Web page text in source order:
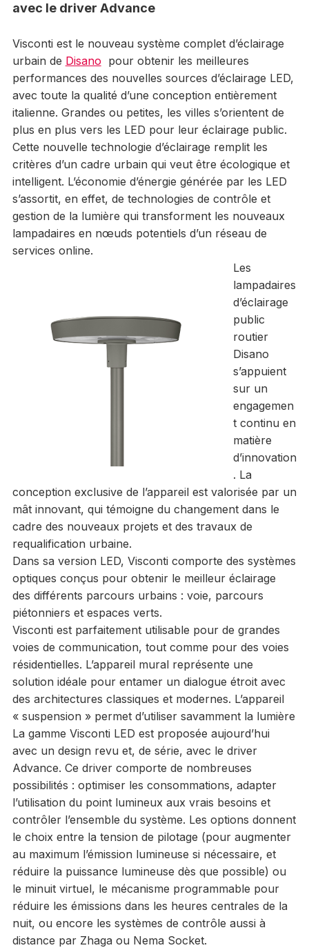
avec le driver Advance
Visconti est le nouveau système complet d’éclairage
urbain de Disano pour obtenir les meilleures
performances des nouvelles sources d’éclairage LED,
avec toute la qualité d’une conception entièrement
italienne. Grandes ou petites, les villes s’orientent de
plus en plus vers les LED pour leur éclairage public.
Cette nouvelle technologie d’éclairage remplit les
critères d’un cadre urbain qui veut être écologique et
intelligent. L’économie d’énergie générée par les LED
s’assortit, en effet, de technologies de contrôle et
gestion de la lumière qui transforment les nouveaux
lampadaires en nœuds potentiels d’un réseau de
services online.
Les
lampadaires
d’éclairage
public
routier
Disano
s’appuient
sur un
engagemen
t continu en
matière
d’innovation
. La
conception exclusive de l’appareil est valorisée par un
mât innovant, qui témoigne du changement dans le
cadre des nouveaux projets et des travaux de
requalification urbaine.
Dans sa version LED, Visconti comporte des systèmes
optiques conçus pour obtenir le meilleur éclairage
des différents parcours urbains : voie, parcours
piétonniers et espaces verts.
Visconti est parfaitement utilisable pour de grandes
voies de communication, tout comme pour des voies
résidentielles. L’appareil mural représente une
solution idéale pour entamer un dialogue étroit avec
des architectures classiques et modernes. L’appareil
« suspension » permet d’utiliser savamment la lumière
La gamme Visconti LED est proposée aujourd’hui
avec un design revu et, de série, avec le driver
Advance. Ce driver comporte de nombreuses
possibilités : optimiser les consommations, adapter
l’utilisation du point lumineux aux vrais besoins et
contrôler l’ensemble du système. Les options donnent
le choix entre la tension de pilotage (pour augmenter
au maximum l’émission lumineuse si nécessaire, et
réduire la puissance lumineuse dès que possible) ou
le minuit virtuel, le mécanisme programmable pour
réduire les émissions dans les heures centrales de la
nuit, ou encore les systèmes de contrôle aussi à
distance par Zhaga ou Nema Socket.